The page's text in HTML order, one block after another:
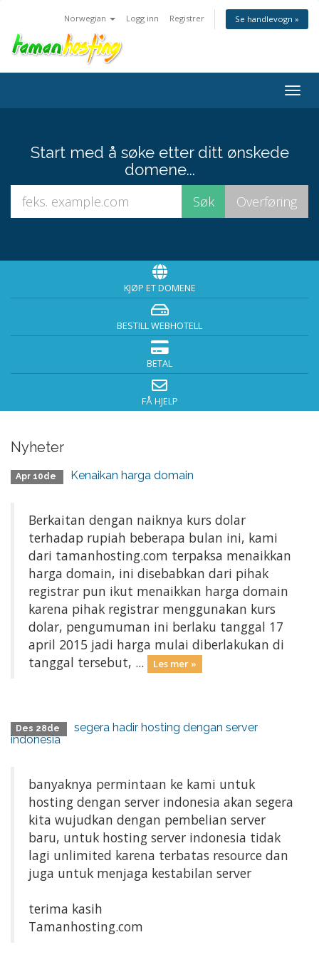
Norwegian Logg inn Registrer Se handlevogn »
Bytt
Start med å søke etter ditt ønskede
domene...
KJØP ET DOMENE
BESTILL WEBHOTELL
BETAL
FÅ HJELP
Nyheter
Apr 10de Kenaikan harga domain
Berkaitan dengan naiknya kurs dolar
terhadap rupiah beberapa bulan ini, kami
dari tamanhosting.com terpaksa menaikkan
harga domain, ini disebabkan dari pihak
registrar pun ikut menaikkan harga domain
karena pihak registrar menggunakan kurs
dolar, pengumuman ini berlaku tanggal 17
april 2015 jadi harga mulai diberlakukan di
tanggal tersebut, ...
Les mer »
Des 28de
segera hadir hosting dengan server
indonesia
banyaknya permintaan ke kami untuk
hosting dengan server indonesia akan segera
kita wujudkan dengan pembelian server
baru, untuk hosting server indonesia tidak
lagi unlimited karena terbatas resource dan
juga untuk menjaga kestabilan server
terima kasih
Tamanhosting.com